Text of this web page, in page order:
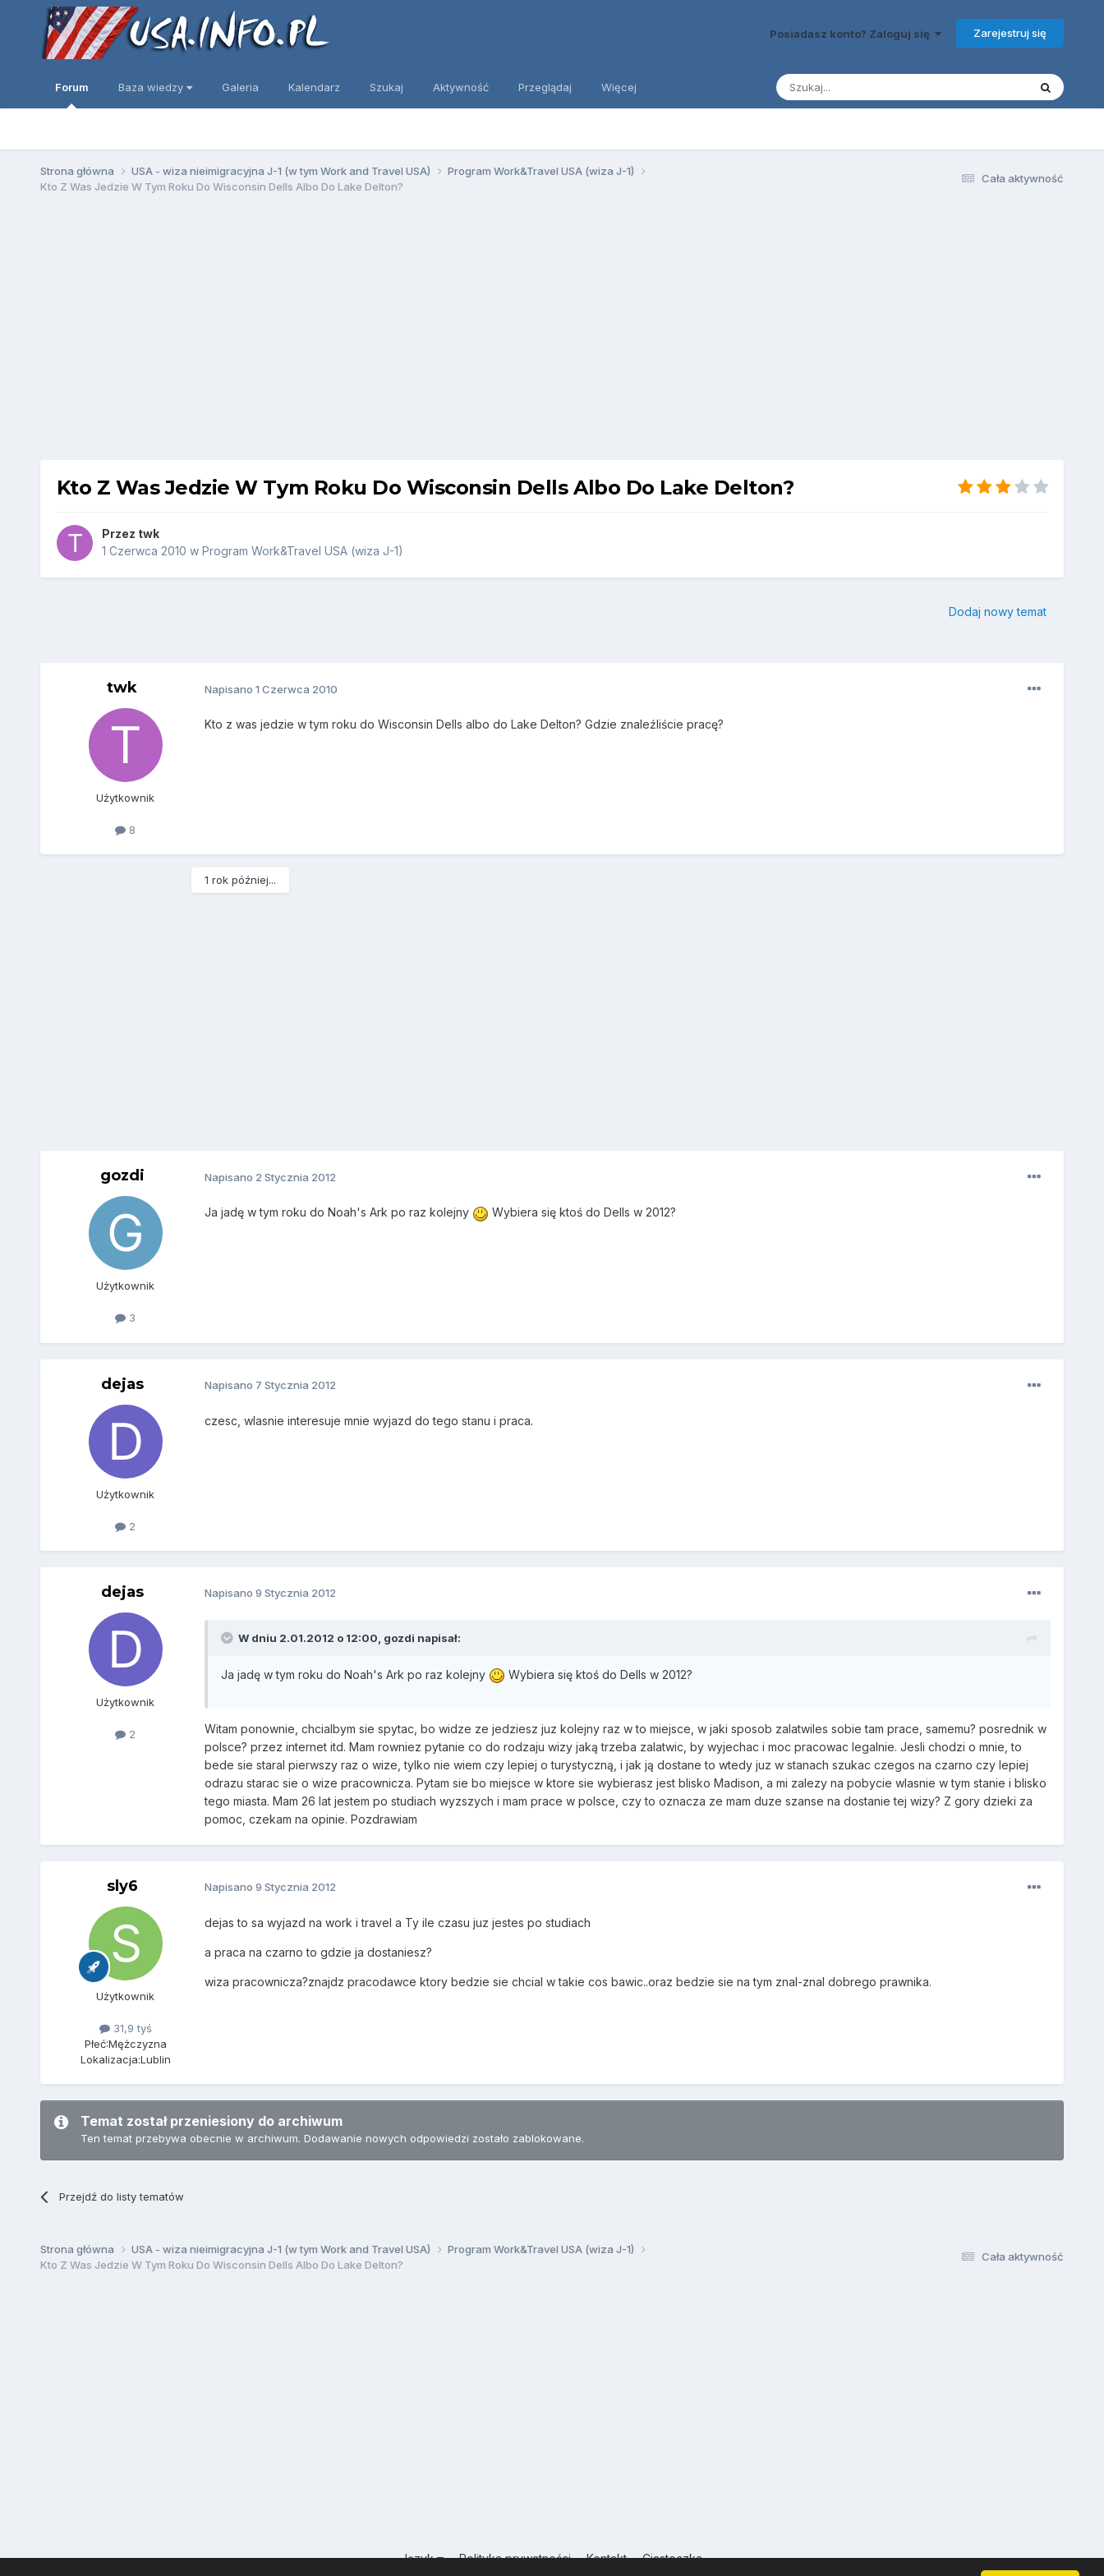
Posiadasz konto? Zaloguj się Zarejestruj się
Forum Baza wiedzy Galeria Kalendarz Szukaj Aktywność Przeglądaj Więcej
Cała aktywność
Strona główna USA - wiza nieimigracyjna J-1 (w tym Work and Travel USA)
Program Work&Travel USA (wiza J-1)
Kto Z Was Jedzie W Tym Roku Do Wisconsin Dells Albo Do Lake Delton?
Kto Z Was Jedzie W Tym Roku Do Wisconsin Dells Albo Do Lake Delton?
Przez twk
1 Czerwca 2010 w Program Work&Travel USA (wiza J-1)
Dodaj nowy temat
twk
Użytkownik
8
Napisano 1 Czerwca 2010
Kto z was jedzie w tym roku do Wisconsin Dells albo do Lake Delton? Gdzie znaleźliście pracę?
1 rok później...
gozdi
Użytkownik
3
Napisano 2 Stycznia 2012
Ja jadę w tym roku do Noah's Ark po raz kolejny Wybiera się ktoś do Dells w 2012?
dejas
Użytkownik
2
Napisano 7 Stycznia 2012
czesc, wlasnie interesuje mnie wyjazd do tego stanu i praca.
dejas
Użytkownik
2
Napisano 9 Stycznia 2012
W dniu 2.01.2012 o 12:00, gozdi napisał:
Ja jadę w tym roku do Noah's Ark po raz kolejny Wybiera się ktoś do Dells w 2012?
Witam ponownie, chcialbym sie spytac, bo widze ze jedziesz juz kolejny raz w to miejsce, w jaki sposob zalatwiles sobie tam prace, samemu? posrednik w
polsce? przez internet itd. Mam rowniez pytanie co do rodzaju wizy jaką trzeba zalatwic, by wyjechac i moc pracowac legalnie. Jesli chodzi o mnie, to
bede sie staral pierwszy raz o wize, tylko nie wiem czy lepiej o turystyczną, i jak ją dostane to wtedy juz w stanach szukac czegos na czarno czy lepiej
odrazu starac sie o wize pracownicza. Pytam sie bo miejsce w ktore sie wybierasz jest blisko Madison, a mi zalezy na pobycie wlasnie w tym stanie i blisko
tego miasta. Mam 26 lat jestem po studiach wyzszych i mam prace w polsce, czy to oznacza ze mam duze szanse na dostanie tej wizy? Z gory dzieki za
pomoc, czekam na opinie. Pozdrawiam
sly6
Użytkownik
31,9 tyś
Płeć:Mężczyzna
Lokalizacja:Lublin
Napisano 9 Stycznia 2012
dejas to sa wyjazd na work i travel a Ty ile czasu juz jestes po studiach
a praca na czarno to gdzie ja dostaniesz?
wiza pracownicza?znajdz pracodawce ktory bedzie sie chcial w takie cos bawic..oraz bedzie sie na tym znal-znal dobrego prawnika.
Temat został przeniesiony do archiwum
Ten temat przebywa obecnie w archiwum. Dodawanie nowych odpowiedzi zostało zablokowane.
Przejdź do listy tematów
Cała aktywność
Strona główna USA - wiza nieimigracyjna J-1 (w tym Work and Travel USA)
Program Work&Travel USA (wiza J-1)
Kto Z Was Jedzie W Tym Roku Do Wisconsin Dells Albo Do Lake Delton?
Język Polityka prywatności Kontakt Ciasteczka